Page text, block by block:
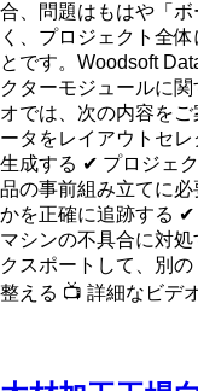
合、問題はもはや「
く、プロジェクト全
とです。Woodsoft
クターモジュールに
オでは、次の内容を
ータをレイアウトセ
生成する ✔ プロジェ
品の事前組み立てに
かを正確に追跡する
マシンの不具合に対
クスポートして、別
整える 📺 詳細なビデ